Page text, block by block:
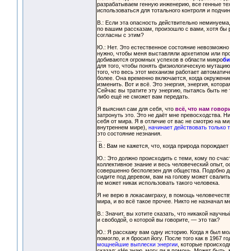
разрабатываем генную инженерию, все генные
использоваться для тотального контроля и
В.: Если эта опасность действительно
по вашим рассказам, произошло с вами, хотя бы
согласны с этим?
Ю.: Нет. Это естественное состояние
нужно, чтобы меня выставляли архетипом или
добиваются огромных успехов в области микро
для того, чтобы понять физиологическую
того, что весь этот механизм работает
более. Она временно включается, когда
изменить. Вот и всё. Это энергия, энергия,
Сейчас вы тратите эту энергию, пытаясь быть
либо ещё не сможет вам передать.
Я выяснил сам для себя, что всё, что нам
затронуть это. Это не даёт мне превосходства.
себя от мира. Я в отличие от вас не смотрю на
внутреннем мире), начинает действовать только
это состояние незнания.
В.: Вам не кажется, что, когда природа
Ю.: Это должно происходить с теми, кому по
коллективное знание и весь человеческий опыт,
совершенно бесполезен для общества. Подобно
сидите под деревом, вам на голову может
не может никак использовать такого человека.
Я не верю в локасамграху, в помощь
мира, и во всё такое прочее. Никто не назначал
В.: Значит, вы хотите сказать, что никакой
и свободой, о которой вы говорите, — это так?
Ю.: Я расскажу вам одну историю. Когда я был
помогло, и я бросил йогу. После того как в 1967
мощнейшие выплески энергии, которые